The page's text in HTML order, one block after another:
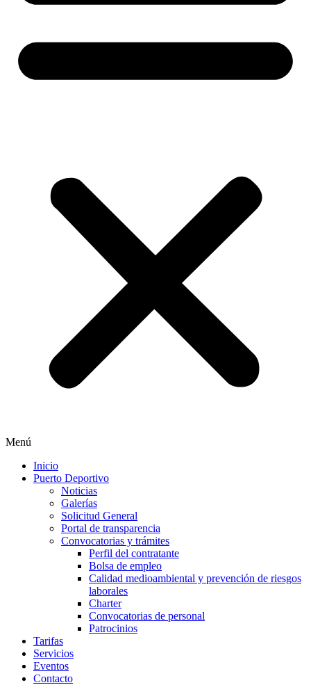
Menú
Inicio
Puerto Deportivo
Noticias
Galerías
Solicitud General
Portal de transparencia
Convocatorias y trámites
Perfil del contratante
Bolsa de empleo
Calidad medioambiental y prevención de riesgos
laborales
Charter
Convocatorias de personal
Patrocinios
Tarifas
Servicios
Eventos
Contacto